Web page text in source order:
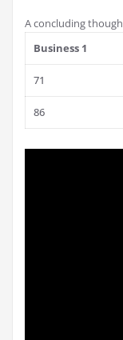
A concluding
Business 1
71
86